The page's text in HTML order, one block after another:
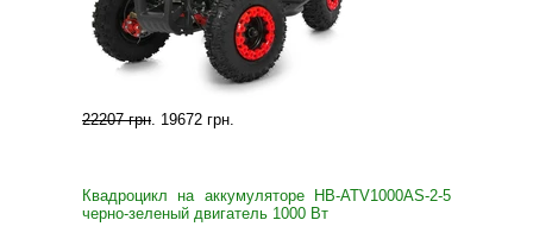
22207 грн. 19672 грн.
Квадроцикл на аккумуляторе HB-ATV1000AS-2-5
черно-зеленый двигатель 1000 Вт